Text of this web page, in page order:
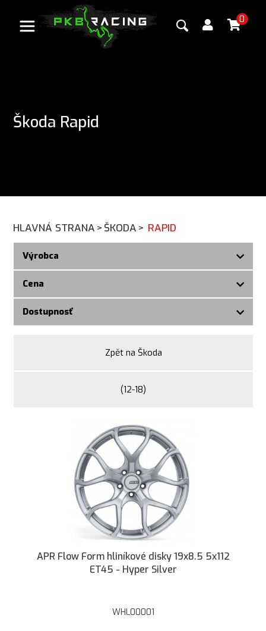
0
Škoda Rapid
HLAVNÁ STRANA > ŠKODA > RAPID
Výrobca
Cena
Dostupnosť
Zpět na Škoda
(12-18)
APR Flow Form hliníkové disky 19x8.5 5x112
ET45 - Hyper Silver
WHL00001